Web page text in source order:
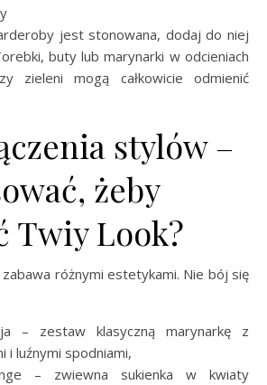
jest stonowana, dodaj do niej
buty lub marynarki w odcieniach
zieleni mogą całkowicie odmienić
stylów –
żeby
Twiy Look?
różnymi estetykami. Nie bój się
– zestaw klasyczną marynarkę z
i luźnymi spodniami,
– zwiewna sukienka w kwiaty